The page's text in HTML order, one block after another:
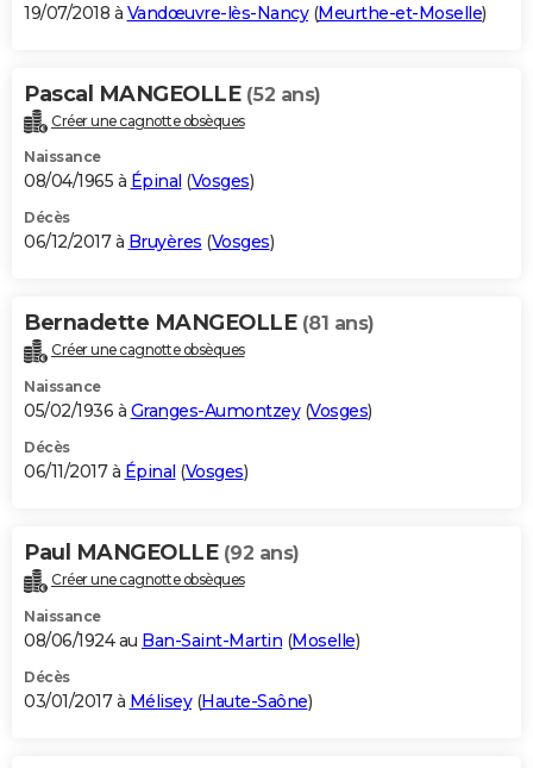
19/07/2018 à Vandœuvre-lès-Nancy(Meurthe-et-Moselle)
Pascal MANGEOLLE (52 ans)
Créer une cagnotte obsèques
Naissance
08/04/1965 à Épinal (Vosges)
Décès
06/12/2017 à Bruyères (Vosges)
Bernadette MANGEOLLE (81 ans)
Créer une cagnotte obsèques
Naissance
05/02/1936 à Granges-Aumontzey(Vosges)
Décès
06/11/2017 à Épinal (Vosges)
Paul MANGEOLLE (92 ans)
Créer une cagnotte obsèques
Naissance
08/06/1924 au Ban-Saint-Martin (Moselle)
Décès
03/01/2017 à Mélisey(Haute-Saône)